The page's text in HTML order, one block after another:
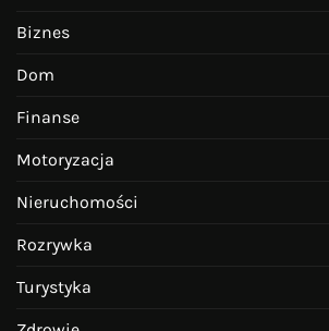
Biznes
Dom
Finanse
Motoryzacja
Nieruchomości
Rozrywka
Turystyka